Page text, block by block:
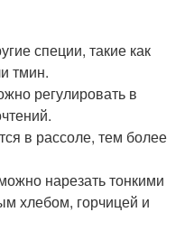
специи, такие как
тмин.
регулировать в
в рассоле, тем более
нарезать тонкими
хлебом, горчицей и